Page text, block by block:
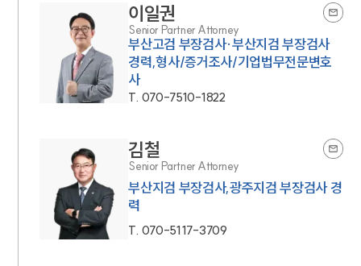
이일권
Senior Partner Attorney
부산고검 부장검사·부산지검 부장검사
경력,형사/증거조사/기업법무전문변호
사
T. 070-7510-1822
김철
Senior Partner Attorney
부산지검 부장검사,광주지검 부장검사 경
력
T. 070-5117-3709